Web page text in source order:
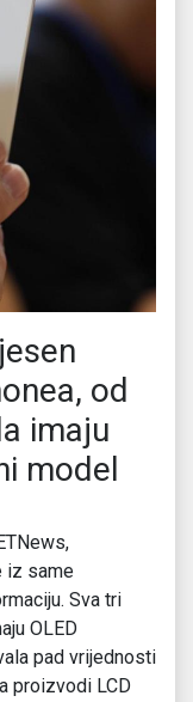
od
imaju
model
iz same
Sva tri
OLED
pad vrijednosti
proizvodi LCD